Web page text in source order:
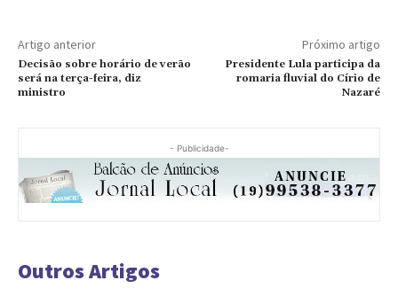
Artigo anterior
Decisão sobre horário de verão
será na terça-feira, diz
ministro
Próximo artigo
Presidente Lula participa da
romaria fluvial do Círio de
Nazaré
- Publicidade-
Outros Artigos